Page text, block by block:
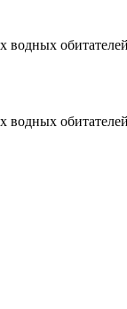
водных
водных